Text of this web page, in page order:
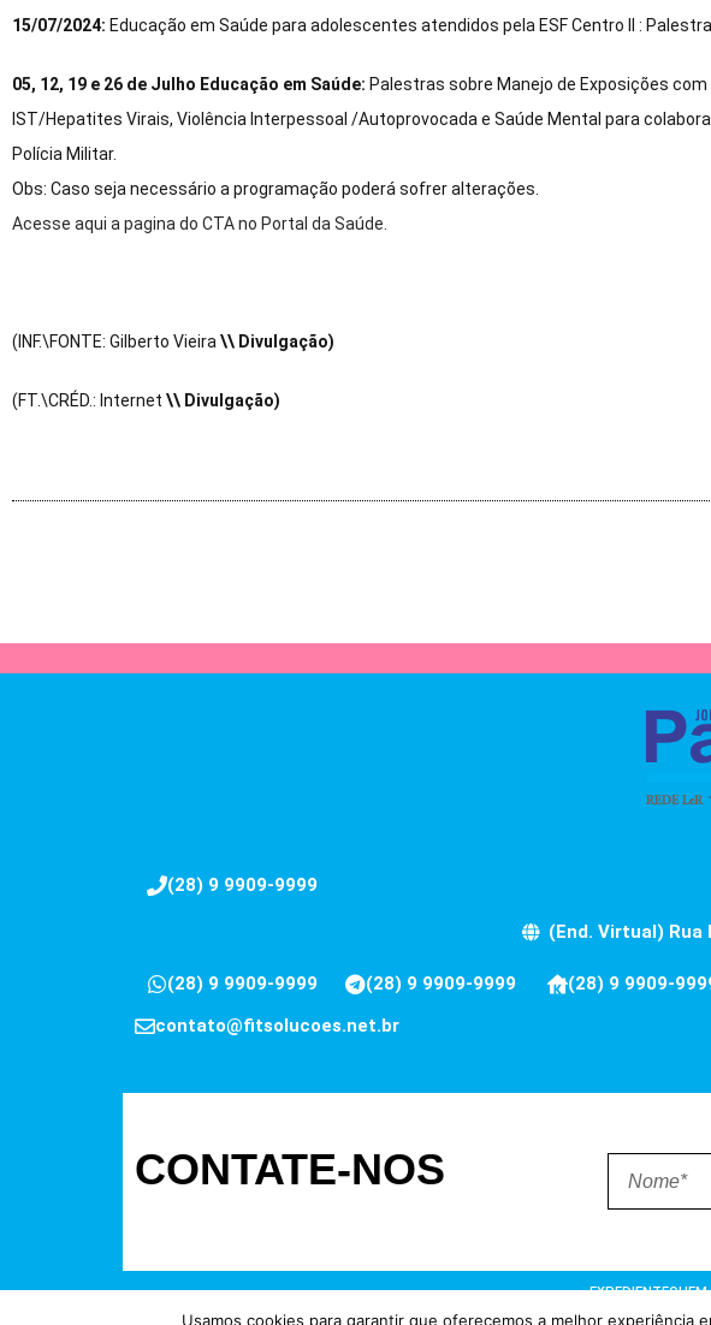
15/07/2024: Educação em Saúde para adolescentes atendidos pela ESF Centro II :
05, 12, 19 e 26 de Julho Educação em Saúde: Palestras sobre Manejo de Exposições
IST/Hepatites Virais, Violência Interpessoal /Autoprovocada e Saúde Mental para
Polícia Militar.
Obs: Caso seja necessário a programação poderá sofrer alterações.
Acesse aqui a pagina do CTA no Portal da Saúde.
(INF.\FONTE: Gilberto Vieira \\ Divulgação)
(FT.\CRÉD.: Internet \\ Divulgação)
(28) 9 9909-9999
(End. Virtual) Rua
(28) 9 9909-9999 (28) 9 9909-9999
(28) 9 9909-
contato@fitsolucoes.net.br
CONTATE-NOS
EXPEDIENTEQUEM
Usamos cookies para garantir que oferecemos a melhor